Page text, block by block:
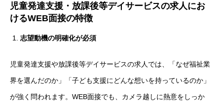
児童発達支援・放課後等デイサービスの求人にお
けるWEB面接の特徴
志望動機の明確化が必須
児童発達支援や放課後等デイサービスの求人では、「なぜ福祉業
界を選んだのか」「子ども支援にどんな想いを持っているのか」
が強く問われます。WEB面接でも、カメラ越しに熱意をしっか